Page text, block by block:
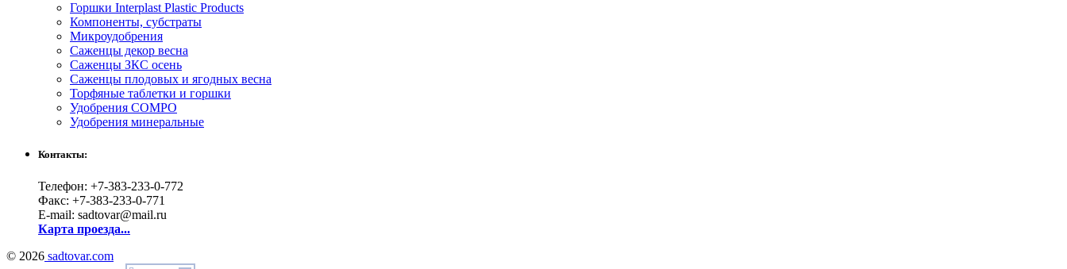
Горшки Interplast Plastic Products
Компоненты, субстраты
Микроудобрения
Саженцы декор весна
Саженцы ЗКС осень
Саженцы плодовых и ягодных весна
Торфяные таблетки и горшки
Удобрения COMPO
Удобрения минеральные
Контакты:
Телефон: +7-383-233-0-772
Факс: +7-383-233-0-771
E-mail: sadtovar@mail.ru
Карта проезда...
© 2026 sadtovar.com